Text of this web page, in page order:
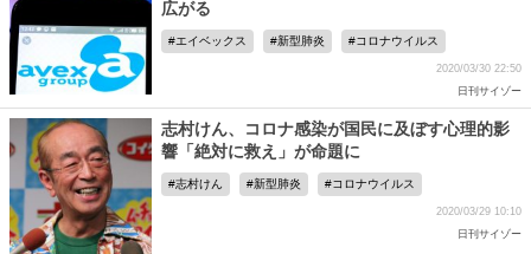
広がる
エイベックス 新型肺炎 コロナウイルス
2020/03/30 22:50
日刊サイゾー
志村けん、コロナ感染が国民に及ぼす心理的影
響「絶対に救え」が命題に
志村けん 新型肺炎 コロナウイルス
2020/03/29 10:10
日刊サイゾー